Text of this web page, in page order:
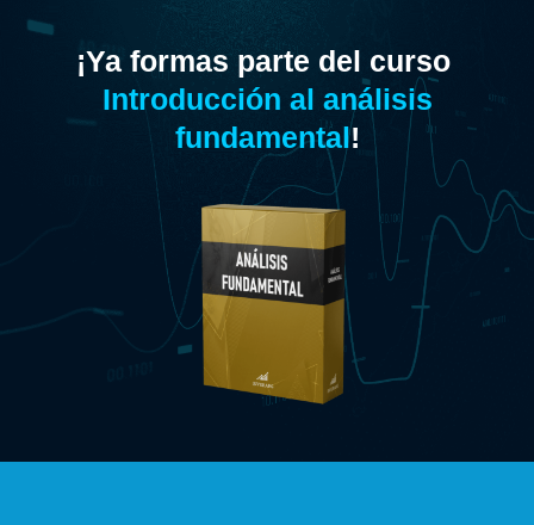
¡Ya formas parte del curso
Introducción al análisis
fundamental!